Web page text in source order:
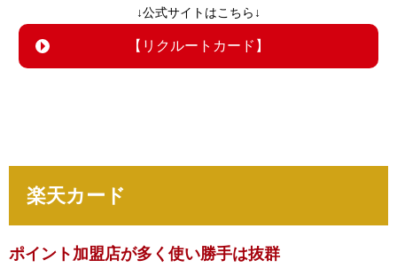
↓公式サイトはこちら↓
【リクルートカード】
楽天カード
ポイント加盟店が多く使い勝手は抜群